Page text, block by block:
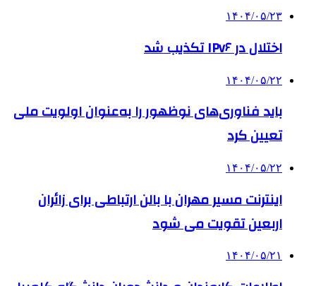
۱۴۰۴/۰۵/۲۳
اختلال در IPv۶ تکذیب شد
۱۴۰۴/۰۵/۲۲
باید فناوری‌های نوظهور را به‌عنوان اولویت ملی
تعیین کرد
۱۴۰۴/۰۵/۲۲
اینترنت مسیر مهران با بالن ارتباطی برای زائران
اربعین تقویت می شود
۱۴۰۴/۰۵/۲۱